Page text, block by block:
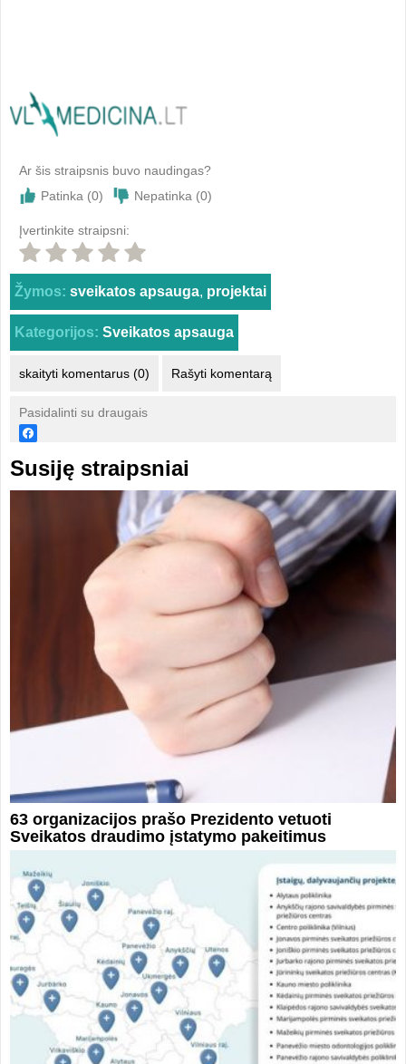
Ar šis straipsnis buvo naudingas?
Patinka (0) Nepatinka (0)
Įvertinkite straipsni:
Žymos: sveikatos apsauga, projektai
Kategorijos: Sveikatos apsauga
skaityti komentarus (0) Rašyti komentarą
Pasidalinti su draugais
Susiję straipsniai
63 organizacijos prašo Prezidento vetuoti
Sveikatos draudimo įstatymo pakeitimus